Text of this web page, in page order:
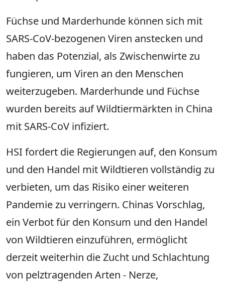
Füchse und Marderhunde können sich mit
SARS-CoV-bezogenen Viren anstecken und
haben das Potenzial, als Zwischenwirte zu
fungieren, um Viren an den Menschen
weiterzugeben. Marderhunde und Füchse
wurden bereits auf Wildtiermärkten in China
mit SARS-CoV infiziert.
HSI fordert die Regierungen auf, den Konsum
und den Handel mit Wildtieren vollständig zu
verbieten, um das Risiko einer weiteren
Pandemie zu verringern. Chinas Vorschlag,
ein Verbot für den Konsum und den Handel
von Wildtieren einzuführen, ermöglicht
derzeit weiterhin die Zucht und Schlachtung
von pelztragenden Arten - Nerze,